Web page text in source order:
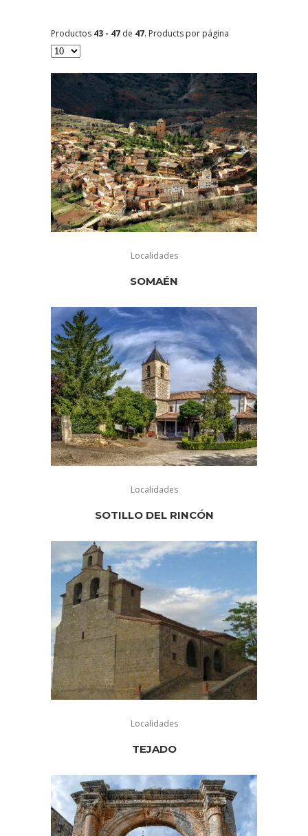
Productos 43 - 47 de 47. Products por página
Localidades
SOMAÉN
Localidades
SOTILLO DEL RINCÓN
Localidades
TEJADO